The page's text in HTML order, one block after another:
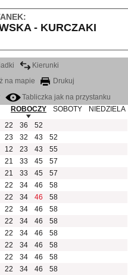
- KURCZAKI
Kierunki
na mapie
Drukuj
Tabliczka jak na przystanku
ROBOCZY
SOBOTY
NIEDZIELA
22 36
52
23 32 43
52
12 23 43
55
21 33 45
57
21 33 45
57
22 34 46
58
22 34 46
58
22 34 46
58
22 34 46
58
22 34 46
58
22 34 46
58
22 34 46
58
22 34 46 58